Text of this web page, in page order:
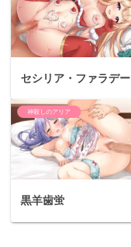
セシリア・ファラデー
神殺しのアリア
黒羊歯蛍